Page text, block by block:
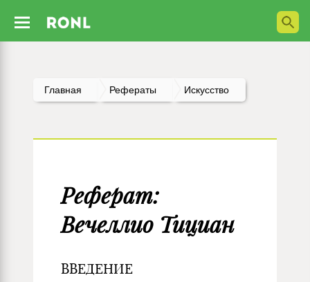
Главная Рефераты Искусство
Реферат:
Вечеллио Тициан
ВВЕДЕНИЕ